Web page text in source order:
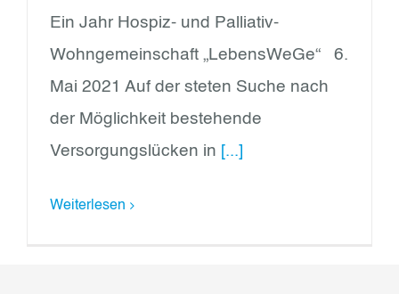
Ein Jahr Hospiz- und Palliativ-
Wohngemeinschaft „LebensWeGe“ 6.
Mai 2021 Auf der steten Suche nach
der Möglichkeit bestehende
Versorgungslücken in [...]
Weiterlesen